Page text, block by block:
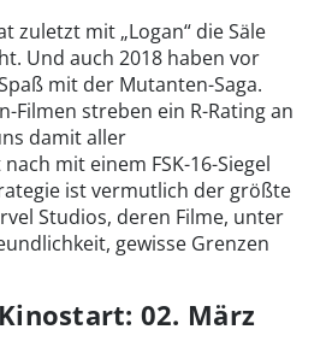
zuletzt mit „Logan“ die Säle
Und auch 2018 haben vor
mit der Mutanten-Saga.
Filmen streben ein R-Rating an
damit aller
mit einem FSK-16-Siegel
ist vermutlich der größte
Studios, deren Filme, unter
gewisse Grenzen
02. März